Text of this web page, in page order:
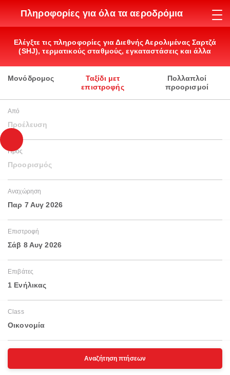
Πληροφορίες για όλα τα αεροδρόμια
Ελέγξτε τις πληροφορίες για Διεθνής Αερολιμένας Σαρτζά
(SHJ), τερματικούς σταθμούς, εγκαταστάσεις και άλλα
Μονόδρομος
Ταξίδι μετ
επιστροφής
Πολλαπλοί
προορισμοί
Από
Προέλευση
Προς
Προορισμός
Αναχώρηση
Παρ 7 Αυγ 2026
Επιστροφή
Σάβ 8 Αυγ 2026
Επιβάτες
1 Ενήλικας
Class
Οικονομία
Αναζήτηση πτήσεων